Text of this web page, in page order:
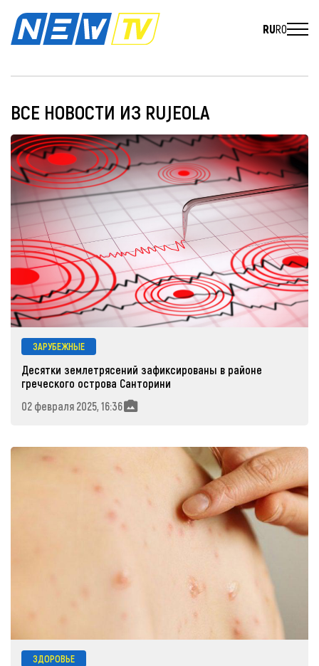
RURO
ВСЕ НОВОСТИ ИЗ RUJEOLA
ЗАРУБЕЖНЫЕ
Десятки землетрясений зафиксированы в районе
греческого острова Санторини
02 февраля 2025, 16:36
ЗДОРОВЬЕ